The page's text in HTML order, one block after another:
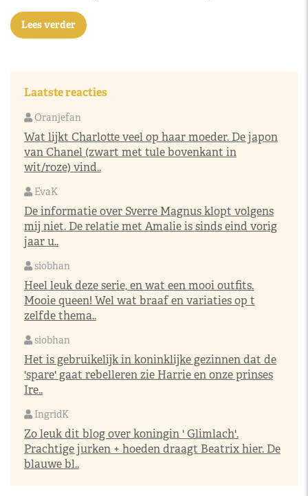
Lees verder
Laatste reacties
Oranjefan
Wat lijkt Charlotte veel op haar moeder. De japon
van Chanel (zwart met tule bovenkant in
wit/roze) vind..
EvaK
De informatie over Sverre Magnus klopt volgens
mij niet. De relatie met Amalie is sinds eind vorig
jaar u..
siobhan
Heel leuk deze serie, en wat een mooi outfits.
Mooie queen! Wel wat braaf en variaties op t
zelfde thema..
siobhan
Het is gebruikelijk in koninklijke gezinnen dat de
'spare' gaat rebelleren zie Harrie en onze prinses
Ire..
IngridK
Zo leuk dit blog over koningin ' Glimlach'.
Prachtige jurken + hoeden draagt Beatrix hier. De
blauwe bl..